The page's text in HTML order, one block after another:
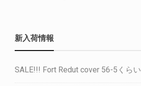
新入荷情報
SALE!!! Fort Redut cover 56-5くらい